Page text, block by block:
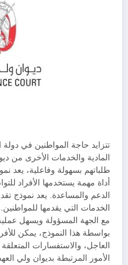
تتزايد حاجة المواطنين في
المادية والخدمات الأخرى من
طلباتهم بسهولة وفاعلية، يعد
أداة مهمة يستخدمها الأفراد
الدعم والمساعدة. يعد نموذج
الخدمات التي يقدمها
مع الجهة المسؤولة ويسهل
بواسطة هذا النموذج، يمكن
العاجل، والاستفسارات
الأمور المرتبطة بديوان ولي